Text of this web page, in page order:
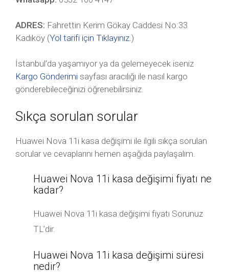
ADRES: Fahrettin Kerim Gökay Caddesi No:33
Kadıköy (Yol tarifi için Tıklayınız.)
İstanbul’da yaşamıyor ya da gelemeyecek iseniz
Kargo Gönderimi sayfası aracılığı ile nasıl kargo
gönderebileceğinizi öğrenebilirsiniz.
Sıkça sorulan sorular
Huawei Nova 11i kasa değişimi ile ilgili sıkça sorulan
sorular ve cevaplarını hemen aşağıda paylaşalım.
Huawei Nova 11i kasa değişimi fiyatı ne
kadar?
Huawei Nova 11i kasa değişimi fiyatı Sorunuz
TL’dir.
Huawei Nova 11i kasa değişimi süresi
nedir?